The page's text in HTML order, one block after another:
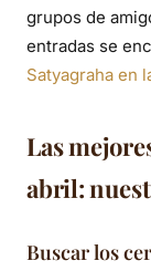
grupos de
entradas se
Satyagraha en
Las
abril:
Buscar los